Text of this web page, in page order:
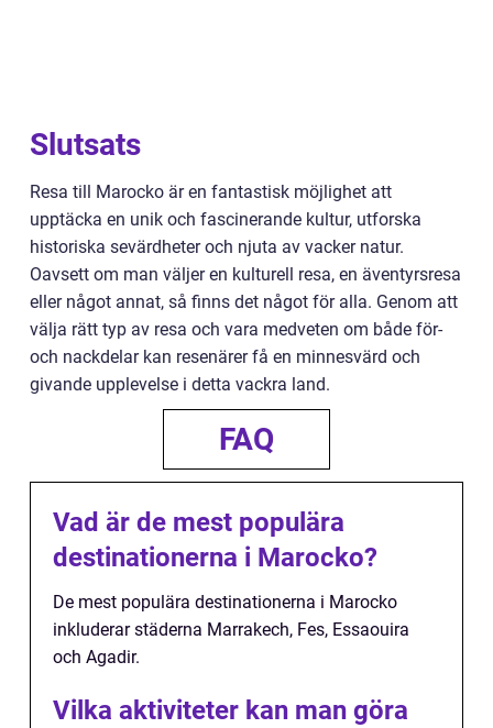
Slutsats
Resa till Marocko är en fantastisk möjlighet att
upptäcka en unik och fascinerande kultur, utforska
historiska sevärdheter och njuta av vacker natur.
Oavsett om man väljer en kulturell resa, en äventyrsresa
eller något annat, så finns det något för alla. Genom att
välja rätt typ av resa och vara medveten om både för-
och nackdelar kan resenärer få en minnesvärd och
givande upplevelse i detta vackra land.
FAQ
Vad är de mest populära
destinationerna i Marocko?
De mest populära destinationerna i Marocko
inkluderar städerna Marrakech, Fes, Essaouira
och Agadir.
Vilka aktiviteter kan man göra